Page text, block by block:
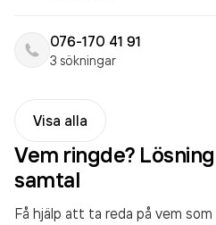
076-170 41 91
3 sökningar
Visa alla
Vem ringde?
samtal
Få hjälp att ta reda på vem